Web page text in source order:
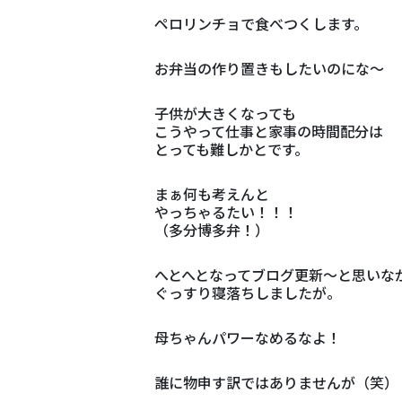
ペロリンチョで食べつくします。
お弁当の作り置きもしたいのにな～
子供が大きくなっても
こうやって仕事と家事の時間配分は
とっても難しかとです。
まぁ何も考えんと
やっちゃるたい！！！
（多分博多弁！）
へとへとなってブログ更新～と思いな
ぐっすり寝落ちしましたが。
母ちゃんパワーなめるなよ！
誰に物申す訳ではありませんが（笑）